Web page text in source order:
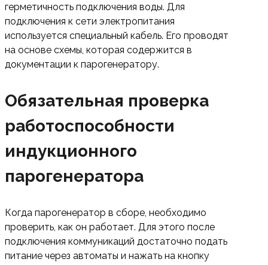
герметичность подключения воды. Для
подключения к сети электропитания
используется специальный кабель. Его проводят
на основе схемы, которая содержится в
документации к парогенератору.
Обязательная проверка
работоспособности
индукционного
парогенератора
Когда парогенератор в сборе, необходимо
проверить, как он работает. Для этого после
подключения коммуникаций достаточно подать
питание через автоматы и нажать на кнопку